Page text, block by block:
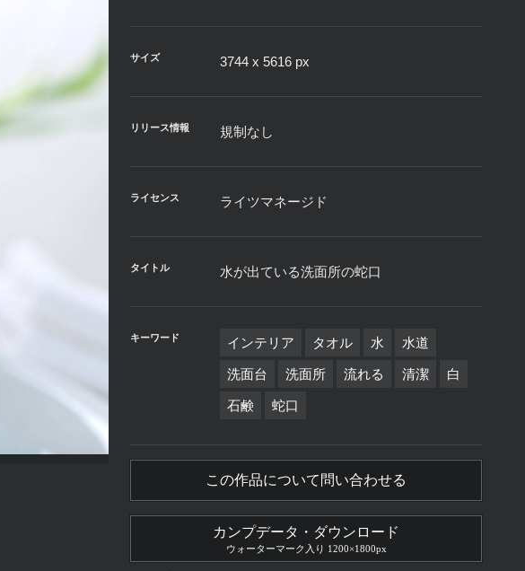
サイズ 3744 x 5616 px
リリース情報 規制なし
ライセンス ライツマネージド
タイトル 水が出ている洗面所の蛇口
キーワード インテリア タオル 水 水道
洗面台 洗面所 流れる 清潔 白
石鹸 蛇口
この作品について問い合わせる
カンプデータ・ダウンロード
ウォーターマーク入り 1200×1800px